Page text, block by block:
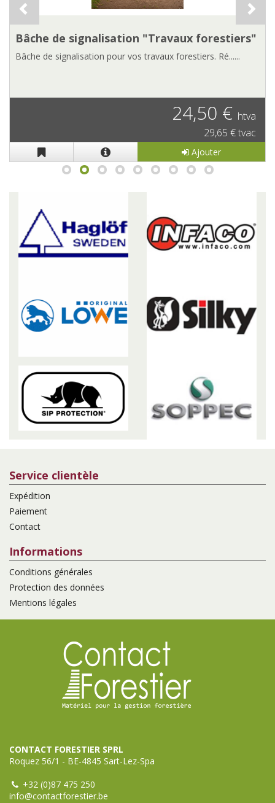
Bâche de signalisation "Travaux forestiers"
Bâche de signalisation pour vos travaux forestiers. Ré......
24,50 € htva
29,65 € tvac
Ajouter
Service clientèle
Expédition
Paiement
Contact
Informations
Conditions générales
Protection des données
Mentions légales
CONTACT FORESTIER SPRL
Roquez 56/1 - BE-4845 Sart-Lez-Spa
+32 (0)87 475 250
info@contactforestier.be